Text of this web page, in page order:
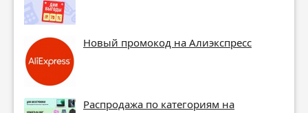
Новый промокод на Алиэкспресс
Распродажа по категориям на